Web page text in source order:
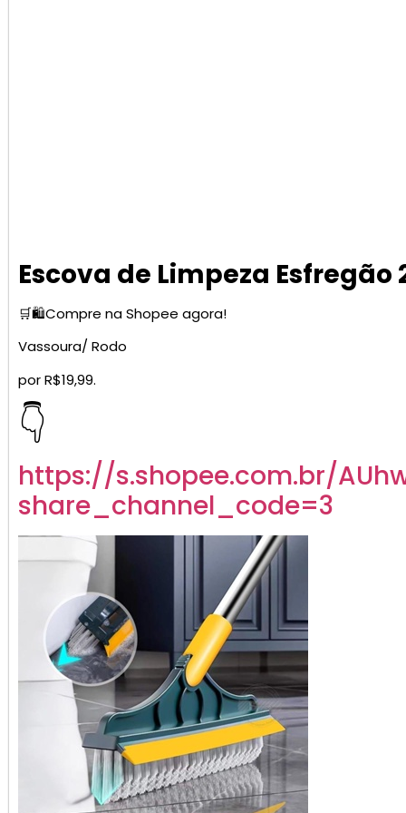
Escova de Limpeza Esfregão
🛒🛍️Compre na Shopee agora!
Vassoura/ Rodo
por R$19,99.
👇
https://s.shopee.com.br/
share_channel_code=3